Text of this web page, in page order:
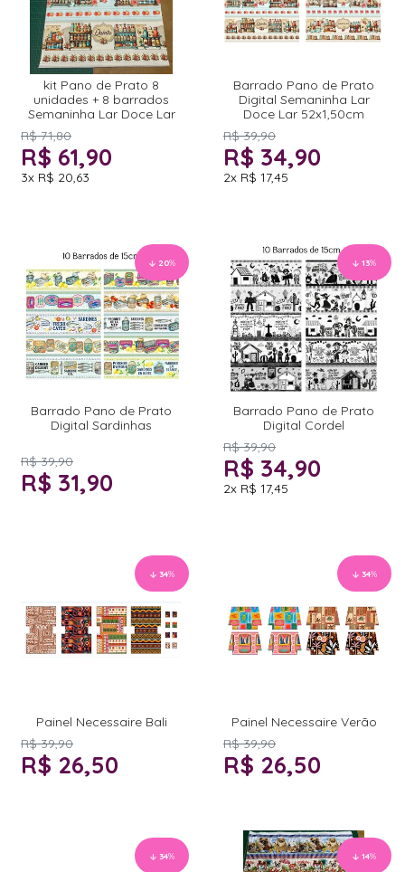
kit Pano de Prato 8
unidades + 8 barrados
Semaninha Lar Doce Lar
R$ 71,80
R$ 61,90
3x R$ 20,63
Barrado Pano de Prato
Digital Semaninha Lar
Doce Lar 52x1,50cm
R$ 39,90
R$ 34,90
2x R$ 17,45
20%
Barrado Pano de Prato
Digital Sardinhas
R$ 39,90
R$ 31,90
13%
Barrado Pano de Prato
Digital Cordel
R$ 39,90
R$ 34,90
2x R$ 17,45
34%
Painel Necessaire Bali
R$ 39,90
R$ 26,50
34%
Painel Necessaire Verão
R$ 39,90
R$ 26,50
34% 14%